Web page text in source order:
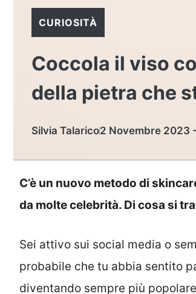
CURIOSITÀ
Coccola il viso
della pietra che
Silvia Talarico2 Novembre 2023
C’è un nuovo metodo di
da molte celebrità. Di cosa si
Sei attivo sui social media o
probabile che tu abbia sentito
diventando sempre più